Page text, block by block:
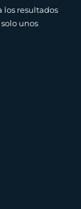
los resultados
unos